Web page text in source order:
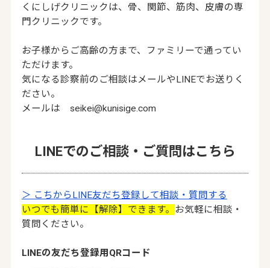
くにしげクリニックは、骨、関節、筋肉、皮膚の専
門クリニックです。
お子様からご高齢の方まで、ファミリーで通ってい
ただけます。
気になる診察前のご相談はメールやLINEでお送りく
ださい。
メールは seikei@kunisige.com
LINEでのご相談・ご質問はこちら
＞ こちからLINE友だち登録して相談・質問する
いつでも簡単に【解除】できます。 お気軽に相談・
質問ください。
LINEの友だち登録用QRコード